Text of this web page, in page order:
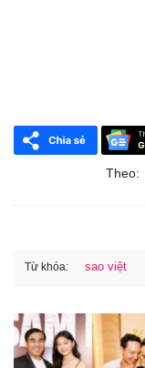
Theo:
Từ khóa: sao việt